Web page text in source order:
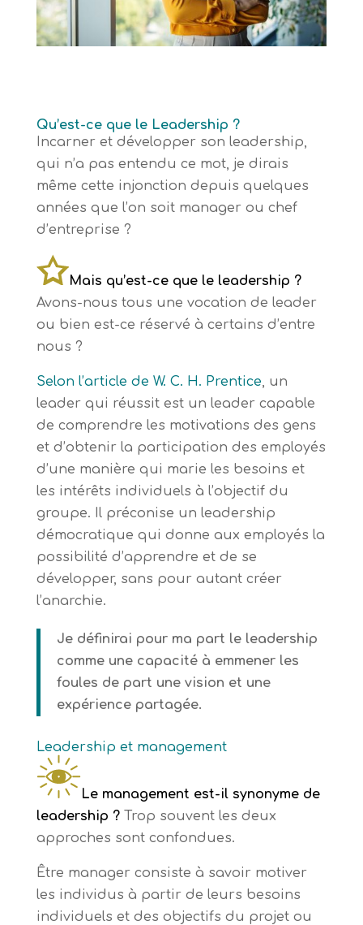
Qu’est-ce que le Leadership ?
Incarner et développer son leadership,
qui n’a pas entendu ce mot, je dirais
même cette injonction depuis quelques
années que l’on soit manager ou chef
d’entreprise ?
Mais qu’est-ce que le leadership ?
Avons-nous tous une vocation de leader
ou bien est-ce réservé à certains d’entre
nous ?
Selon l’article de W. C. H. Prentice, un
leader qui réussit est un leader capable
de comprendre les motivations des gens
et d’obtenir la participation des employés
d’une manière qui marie les besoins et
les intérêts individuels à l’objectif du
groupe. Il préconise un leadership
démocratique qui donne aux employés la
possibilité d’apprendre et de se
développer, sans pour autant créer
l’anarchie.
Je définirai pour ma part le leadership
comme une capacité à emmener les
foules de part une vision et une
expérience partagée.
Leadership et management
Le management est-il synonyme de
leadership ?Trop souvent les deux
approches sont confondues.
Être manager consiste à savoir motiver
les individus à partir de leurs besoins
individuels et des objectifs du projet ou